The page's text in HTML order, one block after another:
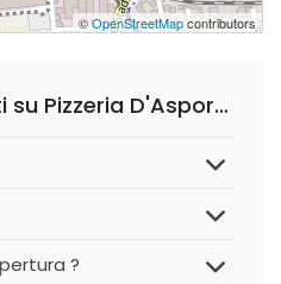
©OpenStreetMapcontributors
Domande Frequenti su Pizzeria D'Asporto Santa Maria
?